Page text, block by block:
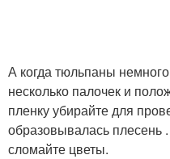
А когда тюльпаны
несколько палочек и
пленку убирайте для
образовывалась плесень
сломайте цветы.